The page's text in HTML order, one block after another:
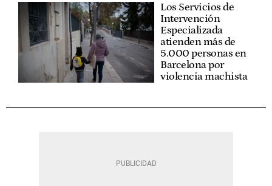
Los Servicios de
Intervención
Especializada
atienden más de
5.000 personas en
Barcelona por
violencia machista